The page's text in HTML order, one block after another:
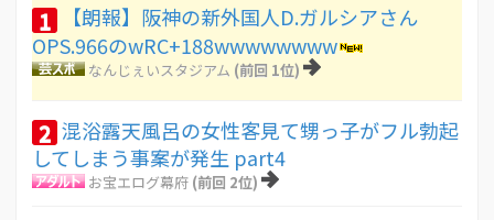
1
【朗報】阪神の新外国人D.ガルシアさん
OPS.966のwRC+188wwwwwwww
なんじぇいスタジアム (前回 1位)
2 混浴露天風呂の女性客見て甥っ子がフル勃起
してしまう事案が発生 part4
お宝エログ幕府 (前回 2位)